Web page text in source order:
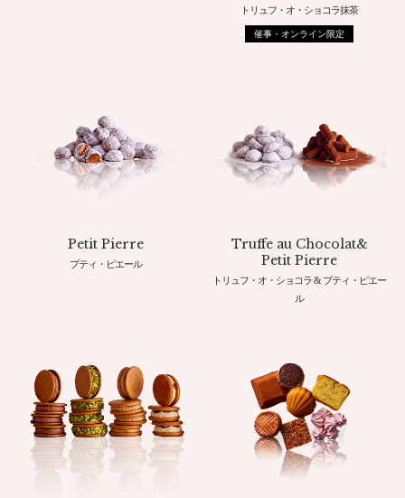
トリュフ・オ・ショコラ抹茶
催事・オンライン限定
Petit Pierre
プティ・ピエール
Truffe au Chocolat&
Petit Pierre
トリュフ・オ・ショコラ & プティ・ピエー
ル